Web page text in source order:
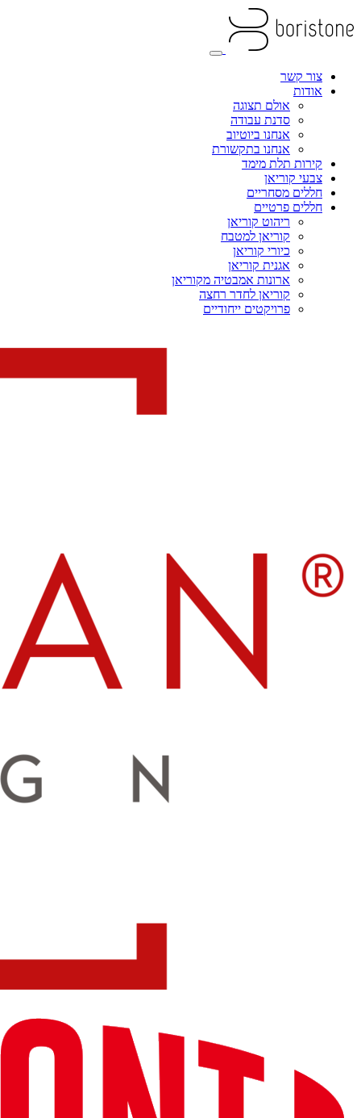
צור קשר
אודות
אולם תצוגה
סדנת עבודה
אנחנו ביוטיוב
אנחנו בתקשורת
קירות תלת מימד
צבעי קוריאן
חללים מסחריים
חללים פרטיים
ריהוט קוריאן
קוריאן למטבח
כיורי קוריאן
אגנית קוריאן
ארונות אמבטיה מקוריאן
קוריאן לחדר רחצה
פרויקטים ייחודיים